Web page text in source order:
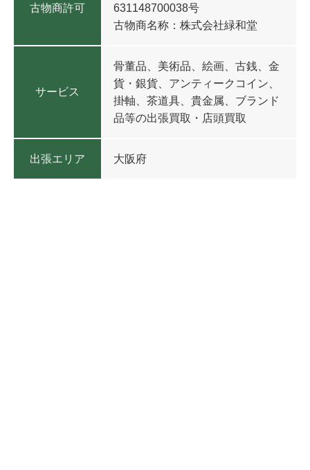
古物商許可
631148700038号
古物商名称：株式会社緑和堂
サービス
骨董品、美術品、絵画、古銭、金
貨・銀貨、アンティークコイン、
掛軸、茶道具、貴金属、ブランド
品等の出張買取・店頭買取
出張エリア 大阪府